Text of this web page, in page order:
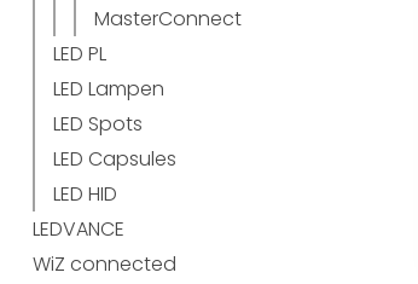
MasterConnect
LED PL
LED Lampen
LED Spots
LED Capsules
LED HID
LEDVANCE
WiZ connected